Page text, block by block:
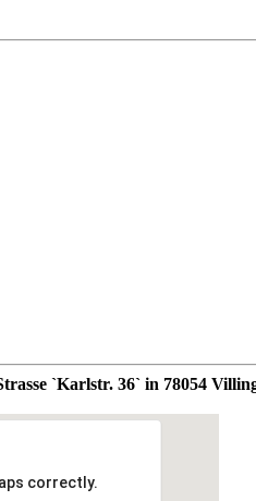
`Karlstr. 36` in 78054
correctly.